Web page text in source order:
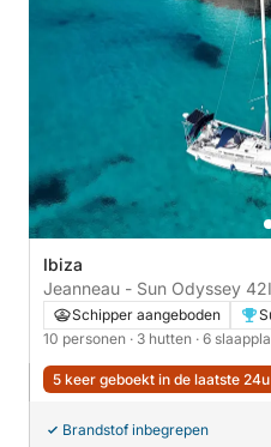
Ibiza
Jeanneau - Sun Odyssey
Schipper aangeboden
10 personen · 3 hutten · 6
5 keer geboekt in de laatste 24u
Brandstof inbegrepen